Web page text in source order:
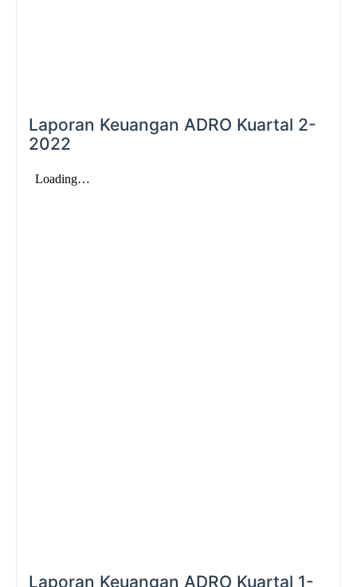
Laporan Keuangan ADRO Kuartal 2-
2022
Laporan Keuangan ADRO Kuartal 1-